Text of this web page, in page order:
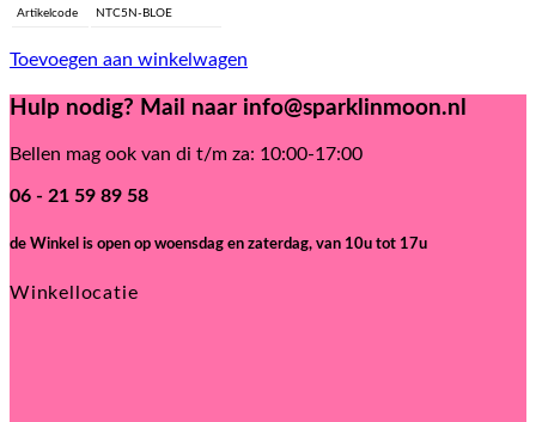
Artikelcode NTC5N-BLOE
Toevoegen aan winkelwagen
Hulp nodig? Mail naar info@sparklinmoon.nl
Bellen mag ook van di t/m za: 10:00-17:00
06 - 21 59 89 58
de Winkel is open op woensdag en zaterdag, van 10u tot 17u
Winkellocatie